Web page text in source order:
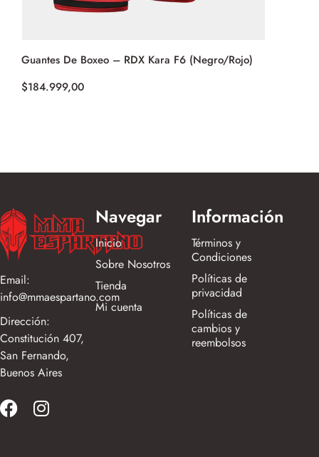
Guantes De Boxeo – RDX Kara F6 (Negro/Rojo)
$184.999,00
Email:
info@mmaespartano.com
Dirección:
Constitución 407,
San Fernando,
Buenos Aires
Navegar
Inicio
Sobre Nosotros
Tienda
Mi cuenta
Información
Términos y
Condiciones
Políticas de
privacidad
Políticas de
cambios y
reembolsos